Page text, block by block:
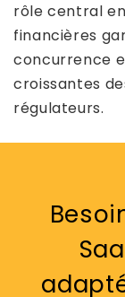
rôle central
financières
concurrence
croissantes
régulateurs.